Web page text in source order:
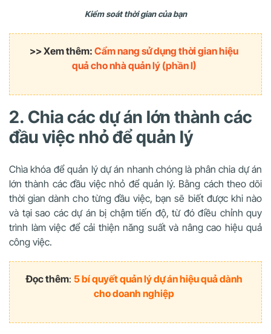
Kiểm soát thời gian của bạn
>> Xem thêm: Cẩm nang sử dụng thời gian hiệu
quả cho nhà quản lý (phần I)
2. Chia các dự án lớn thành các
đầu việc nhỏ để quản lý
Chìa khóa để quản lý dự án nhanh chóng là phân chia dự án
lớn thành các đầu việc nhỏ để quản lý. Bằng cách theo dõi
thời gian dành cho từng đầu việc, bạn sẽ biết được khi nào
và tại sao các dự án bị chậm tiến độ, từ đó điều chỉnh quy
trình làm việc để cải thiện năng suất và nâng cao hiệu quả
công việc.
Đọc thêm: 5 bí quyết quản lý dự án hiệu quả dành
cho doanh nghiệp